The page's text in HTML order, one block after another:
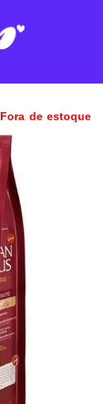
Fora de estoque